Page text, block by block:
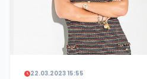
22.03.2023 15:55